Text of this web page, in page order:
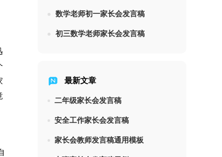
数学老师初一家长会发言稿
初三数学老师家长会发言稿
最新文章
二年级家长会发言稿
安全工作家长会发言稿
家长会教师发言稿通用模板